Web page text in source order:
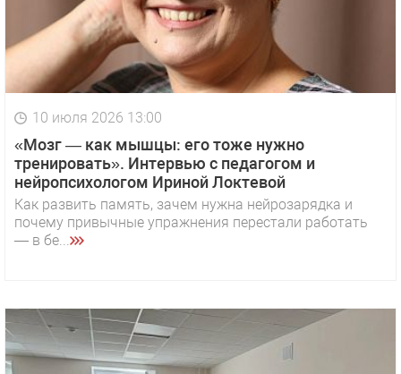
10 июля 2026 13:00
«Мозг — как мышцы: его тоже нужно
тренировать». Интервью с педагогом и
нейропсихологом Ириной Локтевой
Как развить память, зачем нужна нейрозарядка и
почему привычные упражнения перестали работать
— в бе...